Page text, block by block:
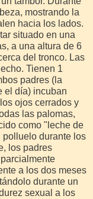
mostrando la
hacia los lados.
situado en una
a una altura de 6
del tronco. Las
Tienen 1
padres (la
el día) incuban
ojos cerrados y
las palomas,
como "leche de
polluelo durante los
los padres
a los dos meses
durante un
sexual a los